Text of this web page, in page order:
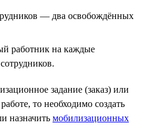
— два освобождённых
работник на каждые
задание (заказ) или
то необходимо создать
назначить мобилизационных